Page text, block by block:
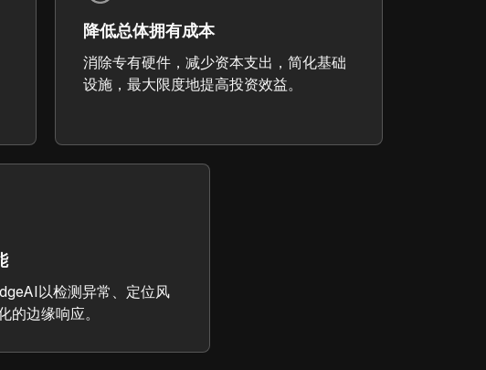
降低总体拥有成本
消除专有硬件，减少资本支出，简化基础
设施，最大限度地提高投资效益。
以检测异常、定位风
的边缘响应。